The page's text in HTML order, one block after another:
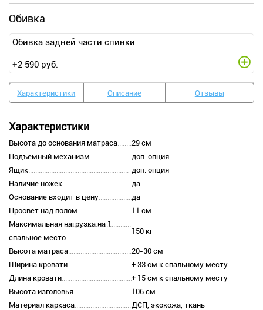
Обивка
Обивка задней части спинки
+2 590 руб.
Характеристики Описание Отзывы
Характеристики
Высота до основания матраса
29 см
Подъемный механизм
доп. опция
Ящик
доп. опция
Наличие ножек
да
Основание входит в цену
да
Просвет над полом
11 см
Максимальная нагрузка на 1
спальное место
150 кг
Высота матраса
20-30 см
Ширина кровати
+ 33 см к спальному месту
Длина кровати
+ 15 см к спальному месту
Высота изголовья
106 см
Материал каркаса
ДСП, экокожа, ткань